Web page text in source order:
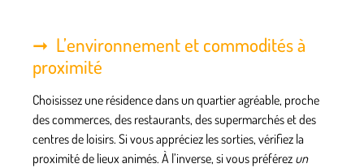
L’environnement et commodités à
proximité
Choisissez une résidence dans un quartier agréable, proche
des commerces, des restaurants, des supermarchés et des
centres de loisirs. Si vous appréciez les sorties, vérifiez la
proximité de lieux animés. À l’inverse, si vous préférez un